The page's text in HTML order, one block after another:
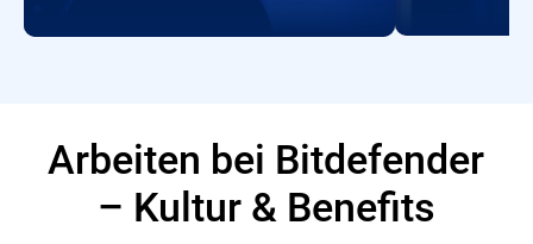
Arbeiten bei Bitdefender
– Kultur & Benefits